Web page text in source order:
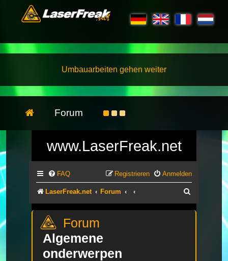
Umbauarbeiten gehen weiter
Forum
www.LaserFreak.net
FAQ Anmelden
Registrieren
LaserFreak.net Forum
Algemene
onderwerpen